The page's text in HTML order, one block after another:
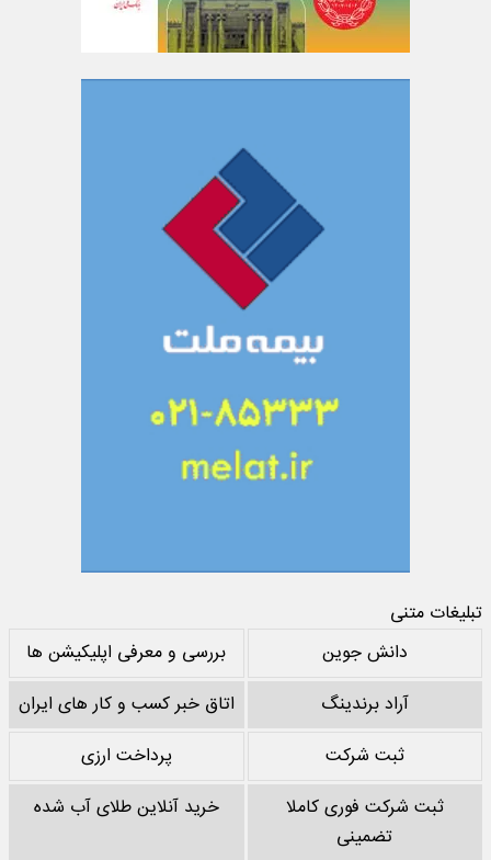
تبلیغات متنی
دانش جوین
بررسی و معرفی اپلیکیشن ها
آراد برندینگ
اتاق خبر کسب و کار های ایران
ثبت شرکت
پرداخت ارزی
ثبت شرکت فوری کاملا
تضمینی
خرید آنلاین طلای آب شده